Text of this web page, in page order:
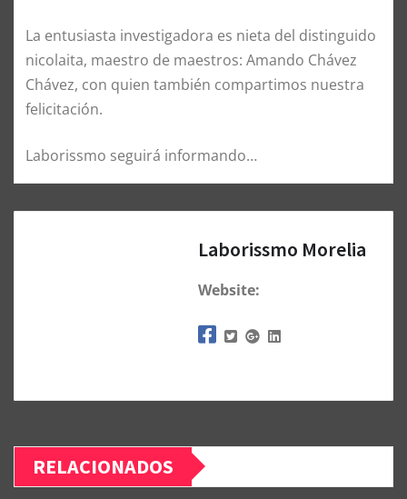
La entusiasta investigadora es nieta del distinguido
nicolaita, maestro de maestros: Amando Chávez
Chávez, con quien también compartimos nuestra
felicitación.
Laborissmo seguirá informando…
Laborissmo Morelia
Website:
RELACIONADOS